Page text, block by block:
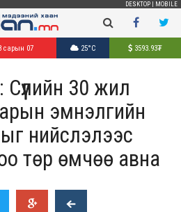
DESKTOP MOBILE
сарын 07 25°C 3593.93₮
30 жил
эмнэлгийн
нийслэлээс
төр өмчөө авна